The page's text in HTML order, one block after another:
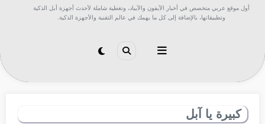
أول موقع عربي متخصص في أخبار الآيفون والآيباد، وتغطية شاملة لأحدث أجهزة أبل الذكية
وتطبيقاتها، بالإضافة إلى كل ما يهمك في عالم التقنية والأجهزة الذكية.
كبيرة يا آبل